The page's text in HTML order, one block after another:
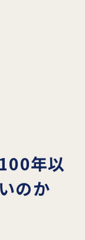
年以
のか